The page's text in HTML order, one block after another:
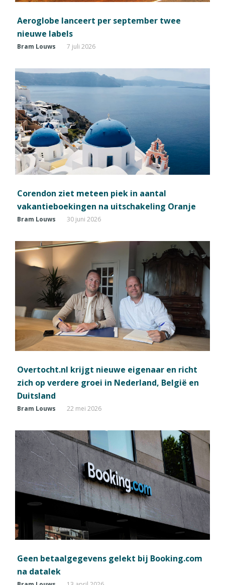
Aeroglobe lanceert per september twee
nieuwe labels
Bram Louws 7 juli 2026
Corendon ziet meteen piek in aantal
vakantieboekingen na uitschakeling Oranje
Bram Louws 30 juni 2026
Overtocht.nl krijgt nieuwe eigenaar en richt
zich op verdere groei in Nederland, België en
Duitsland
Bram Louws 22 mei 2026
Geen betaalgegevens gelekt bij Booking.com
na datalek